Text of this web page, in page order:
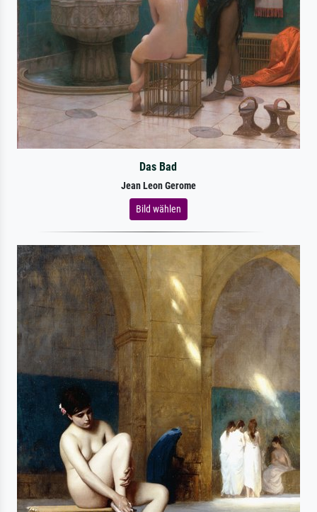
Das Bad
Jean Leon Gerome
Bild wählen